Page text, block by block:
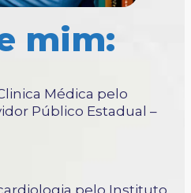
mim:
Médica pelo
Público Estadual –
pelo Instituto